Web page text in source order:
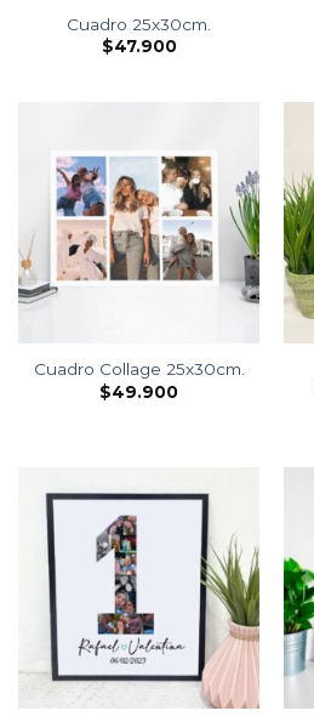
Cuadro 25x30cm.
$47.900
Cuadro Collage 25x30cm.
$49.900